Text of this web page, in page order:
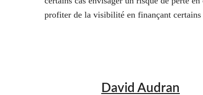
profiter de la visibilité en finançant
David Audran